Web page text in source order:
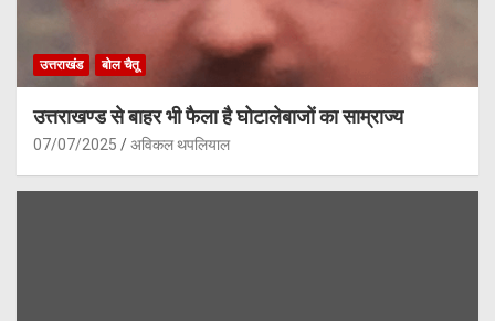
उत्तराखंड बोल चैतू
उत्तराखण्ड से बाहर भी फैला है घोटालेबाजों का साम्राज्य
07/07/2025 अविकल थपलियाल